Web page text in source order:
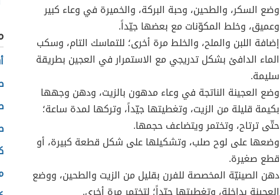
وضع السكر، والطحين، وحبة البركة، والخميرة في وعاء كبير
وعميق، وخلط المكوّنات مع بعضها جيّداً.
إضافة اللبن والملح، والخلط مرة أخرى؛ للتماسك التام، وسكب
الماء الدافئ بشكل تدريجي مع الاستمرار في العجين بطريقة
سليمة.
وضع العجينة الناتجة في وعاء مدهون بالزيت، ودهن وجهها
بكيمة قليلة من الزيت، وتغطيتها جيّداً، وتركها لمدة ساعة؛
حتّى ترتاح، وتختمر ويتضاعف حجمها.
وضعها على لوح صلب، وتشكيلها على شكل قطعة كبيرة، أو
قطع صغيرة.
دهن الصينيّة المخصصة للفرن بقليل من الزيت والطحين، ووضع